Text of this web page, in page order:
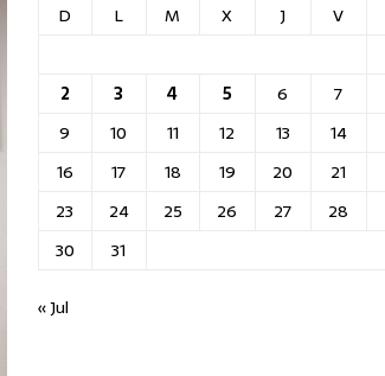
D
L M X J V
2
3 4 5 6 7
9
10 11 12 13 14
16
17 18 19 20 21
23
24 25 26 27 28
30
31
« Jul